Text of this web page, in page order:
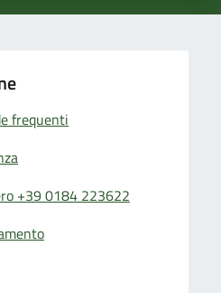
frequenti
+39 0184 223622